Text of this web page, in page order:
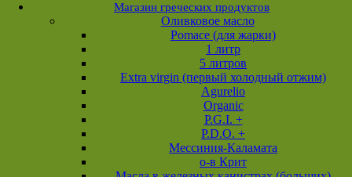
Магазин греческих продуктов
Оливковое масло
Pomace (для жарки)
1 литр
5 литров
Extra virgin (первый холодный отжим)
Agurelio
Organic
P.G.I. +
P.D.O. +
Мессиния-Каламата
о-в Крит